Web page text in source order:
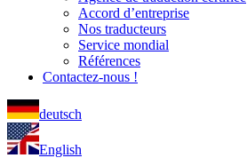
Accord d’entreprise
Nos traducteurs
Service mondial
Références
Contactez-nous !
deutsch
English